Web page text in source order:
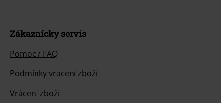
Zákaznícky servis
Pomoc / FAQ
Podmínky vracení zboží
Vrácení zboží